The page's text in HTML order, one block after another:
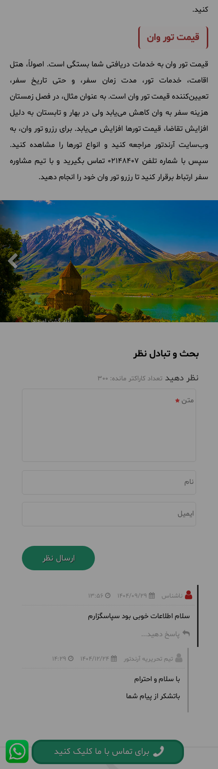
کنید.
قیمت تور وان
قیمت‌ تور وان به خدمات دریافتی شما بستگی است. اصولاً، هتل
اقامت، خدمات تور، مدت زمان سفر، و حتی تاریخ سفر،
تعیین‌کننده قیمت تور وان است. به عنوان مثال، در فصل زمستان
هزینه سفر به وان کاهش می‌یابد ولی در بهار و تابستان به دلیل
افزایش تقاضا، قیمت تورها افزایش می‌یابد. برای رزرو تور وان، به
وب‌سایت آرندتور مراجعه کنید و انواع تورها را مشاهده کنید.
سپس با شماره تلفن 02148407 تماس بگیرید و با تیم مشاوره
سفر ارتباط برقرار کنید تا رزرو تور وان خود را انجام دهید.
بحث و تبادل نظر
نظر دهید تعداد کاراکتر مانده: 300
متن
نام
ایمیل
ناشناس 1404/09/29
13:56
سلام اطلاعات خوبی بود سپاسگزارم
پاسخ دهید...
تیم تحریریه آرندتور 1404/12/24
14:29
با سلام و احترام
باتشکر از پیام شما
برای تماس با ما کلیک کنید